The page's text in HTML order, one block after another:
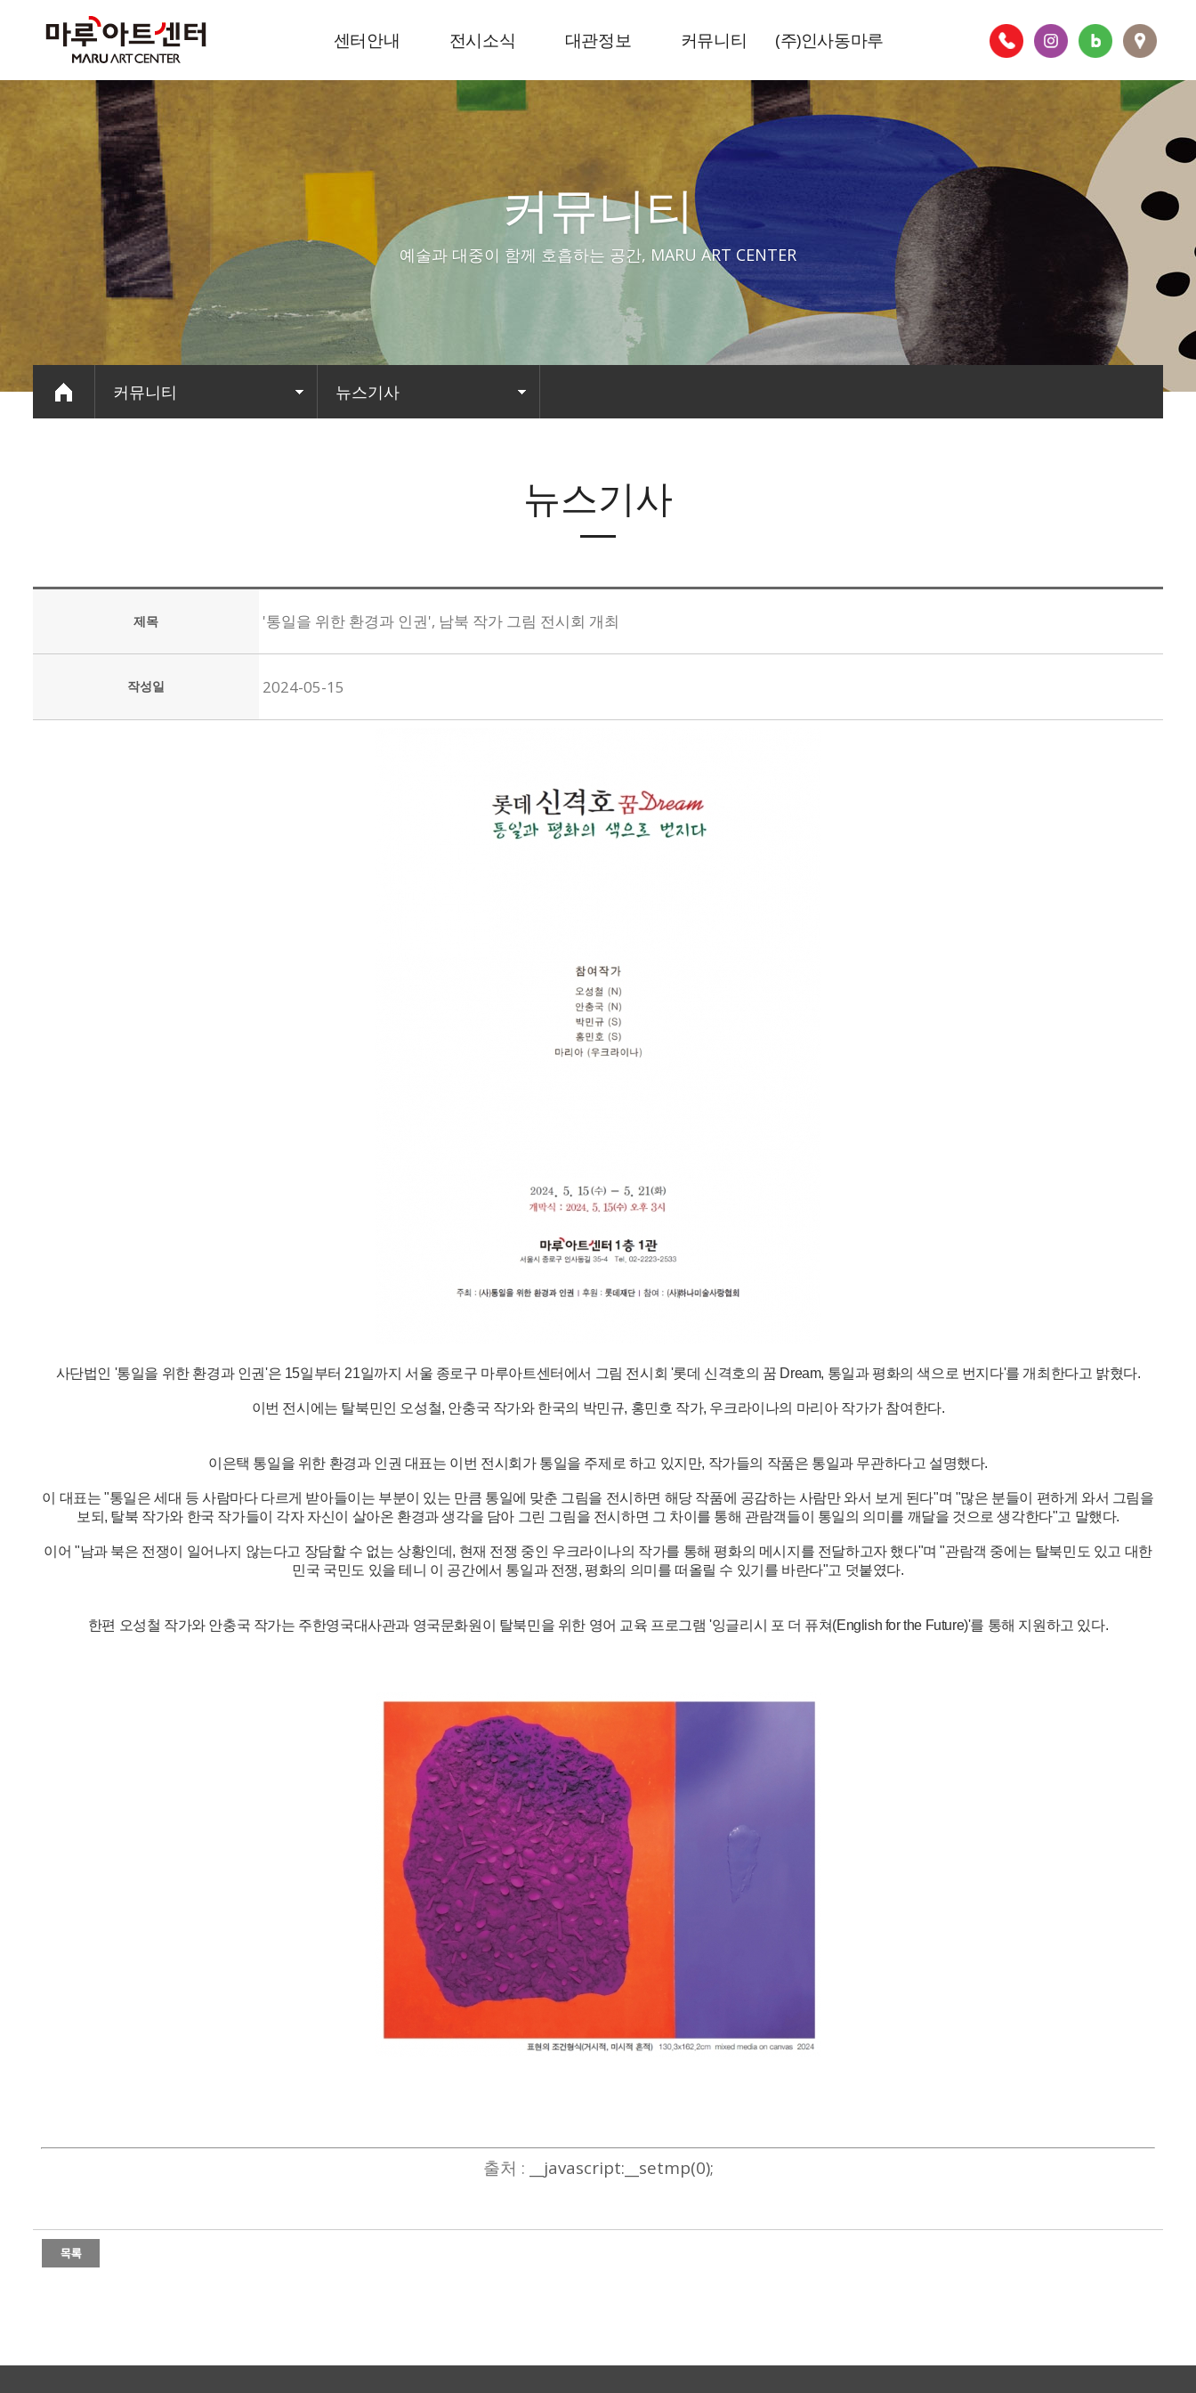
센터안내 전시소식
현재전시
대관정보 커뮤니티
공지사항
(주)인사동마루
층별안내
커뮤니티
예술과 대중이 함께 호흡하는 공간, MARU ART CENTER
커뮤니티 뉴스기사
뉴스기사
제목 '통일을 위한 환경과 인권', 남북 작가 그림 전시회 개최
작성일 2024-05-15
사단법인 '통일을 위한 환경과 인권'은 15일부터 21일까지 서울 종로구 마루아트센터에서 그림 전시회 '롯데 신격호의 꿈 Dream, 통일과 평화의 색으로 번지다'를 개최한다고 밝혔다.
이번 전시에는 탈북민인 오성철, 안충국 작가와 한국의 박민규, 홍민호 작가, 우크라이나의 마리아 작가가 참여한다.
이은택 통일을 위한 환경과 인권 대표는 이번 전시회가 통일을 주제로 하고 있지만, 작가들의 작품은 통일과 무관하다고 설명했다.
이 대표는 "통일은 세대 등 사람마다 다르게 받아들이는 부분이 있는 만큼 통일에 맞춘 그림을 전시하면 해당 작품에 공감하는 사람만 와서 보게 된다"며 "많은 분들이 편하게 와서 그림을
보되, 탈북 작가와 한국 작가들이 각자 자신이 살아온 환경과 생각을 담아 그린 그림을 전시하면 그 차이를 통해 관람객들이 통일의 의미를 깨달을 것으로 생각한다"고 말했다.
이어 "남과 북은 전쟁이 일어나지 않는다고 장담할 수 없는 상황인데, 현재 전쟁 중인 우크라이나의 작가를 통해 평화의 메시지를 전달하고자 했다"며 "관람객 중에는 탈북민도 있고 대한
민국 국민도 있을 테니 이 공간에서 통일과 전쟁, 평화의 의미를 떠올릴 수 있기를 바란다"고 덧붙였다.
한편 오성철 작가와 안충국 작가는 주한영국대사관과 영국문화원이 탈북민을 위한 영어 교육 프로그램 '잉글리시 포 더 퓨쳐(English for the Future)'를 통해 지원하고 있다.
출처 : __javascript:__setmp(0);